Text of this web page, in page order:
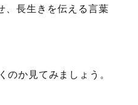
、長生きを伝える言葉
のか見てみましょう。